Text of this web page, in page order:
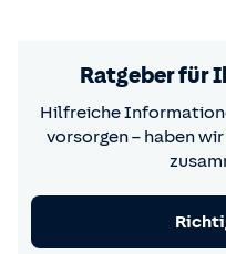
Ratgeber für
Hilfreiche
vorsorgen – haben